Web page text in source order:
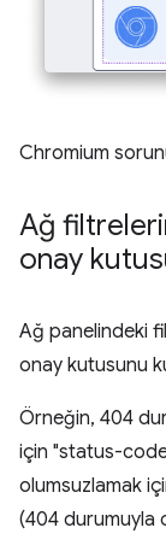
Chromium
Ağ
onay
Ağ panelindeki
onay kutusunu
Örneğin, 404
için "status-
olumsuzlamak
(404 durumuyla